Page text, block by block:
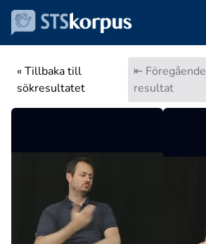
« Tillbaka till
sökresultatet
⇤ Föregående
resultat